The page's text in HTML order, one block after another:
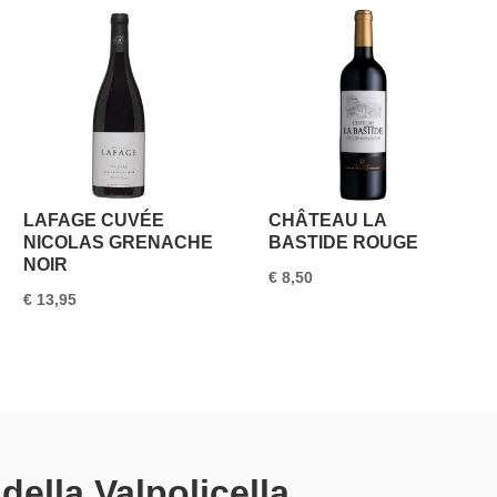
LAFAGE CUVÉE
NICOLAS GRENACHE
NOIR
€ 13,95
CHÂTEAU LA
BASTIDE ROUGE
€8,50